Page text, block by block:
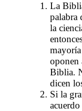
La
palabra
la
oponen
Biblia.
dicen
Si la